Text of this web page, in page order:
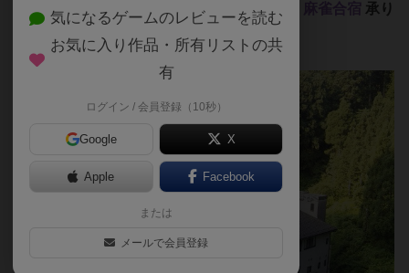
ボードゲーム合宿
TRPG合宿 人狼合宿
承り
気になるゲームのレビューを読む
お気に入り作品・所有リストの共
有
ログイン / 会員登録（10秒）
Google X
Apple Facebook
または
メールで会員登録